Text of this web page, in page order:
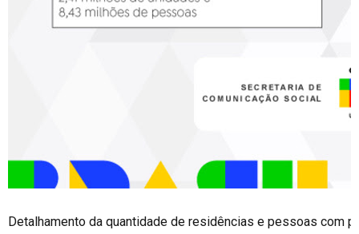
Detalhamento da quantidade de residências e pessoas com